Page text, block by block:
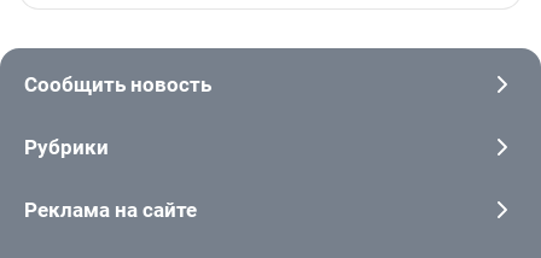
Сообщить новость
Рубрики
Реклама на сайте